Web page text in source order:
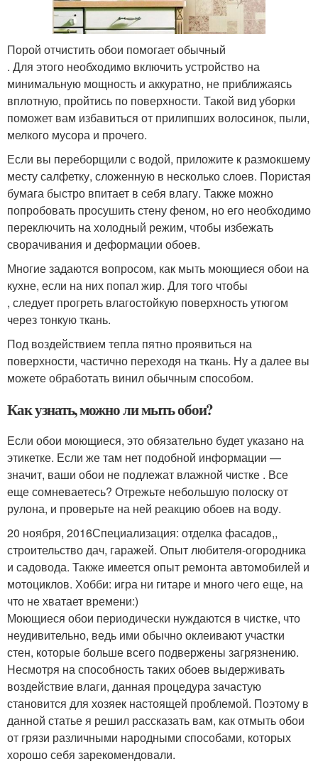
Порой отчистить обои помогает обычный
. Для этого необходимо включить устройство на
минимальную мощность и аккуратно, не приближаясь
вплотную, пройтись по поверхности. Такой вид уборки
поможет вам избавиться от прилипших волосинок, пыли,
мелкого мусора и прочего.
Если вы переборщили с водой, приложите к размокшему
месту салфетку, сложенную в несколько слоев. Пористая
бумага быстро впитает в себя влагу. Также можно
попробовать просушить стену феном, но его необходимо
переключить на холодный режим, чтобы избежать
сворачивания и деформации обоев.
Многие задаются вопросом, как мыть моющиеся обои на
кухне, если на них попал жир. Для того чтобы
, следует прогреть влагостойкую поверхность утюгом
через тонкую ткань.
Под воздействием тепла пятно проявиться на
поверхности, частично переходя на ткань. Ну а далее вы
можете обработать винил обычным способом.
Как узнать, можно ли мыть обои?
Если обои моющиеся, это обязательно будет указано на
этикетке. Если же там нет подобной информации —
значит, ваши обои не подлежат влажной чистке . Все
еще сомневаетесь? Отрежьте небольшую полоску от
рулона, и проверьте на ней реакцию обоев на воду.
20 ноября, 2016Специализация: отделка фасадов,,
строительство дач, гаражей. Опыт любителя-огородника
и садовода. Также имеется опыт ремонта автомобилей и
мотоциклов. Хобби: игра ни гитаре и много чего еще, на
что не хватает времени:)
Моющиеся обои периодически нуждаются в чистке, что
неудивительно, ведь ими обычно оклеивают участки
стен, которые больше всего подвержены загрязнению.
Несмотря на способность таких обоев выдерживать
воздействие влаги, данная процедура зачастую
становится для хозяек настоящей проблемой. Поэтому в
данной статье я решил рассказать вам, как отмыть обои
от грязи различными народными способами, которых
хорошо себя зарекомендовали.